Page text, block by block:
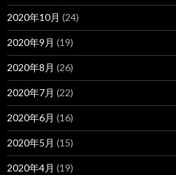
2020年10月 (24)
2020年9月 (19)
2020年8月 (26)
2020年7月 (22)
2020年6月 (16)
2020年5月 (15)
2020年4月 (19)